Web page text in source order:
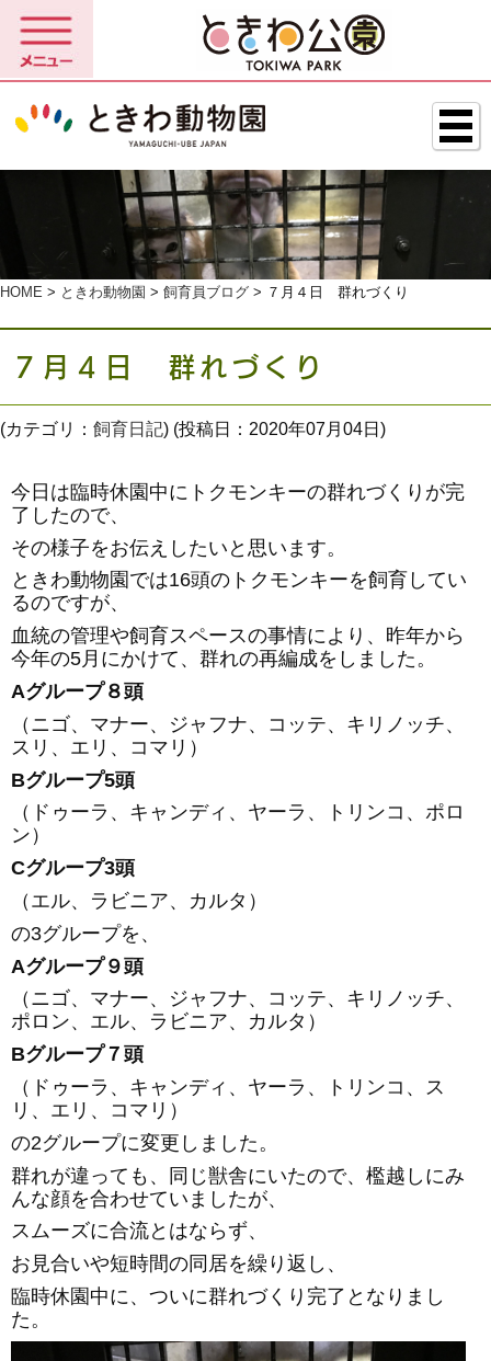
HOME > ときわ動物園 > 飼育員ブログ > ７月４日 群れづくり
７月４日 群れづくり
(カテゴリ： 飼育日記) (投稿日：2020年07月04日)
今日は臨時休園中にトクモンキーの群れづくりが完
了したので、
その様子をお伝えしたいと思います。
ときわ動物園では16頭のトクモンキーを飼育してい
るのですが、
血統の管理や飼育スペースの事情により、昨年から
今年の5月にかけて、群れの再編成をしました。
Aグループ８頭
（ニゴ、マナー、ジャフナ、コッテ、キリノッチ、
スリ、エリ、コマリ）
Bグループ5頭
（ドゥーラ、キャンディ、ヤーラ、トリンコ、ポロ
ン）
Cグループ3頭
（エル、ラビニア、カルタ）
の3グループを、
Aグループ９頭
（ニゴ、マナー、ジャフナ、コッテ、キリノッチ、
ポロン、エル、ラビニア、カルタ）
Bグループ７頭
（ドゥーラ、キャンディ、ヤーラ、トリンコ、ス
リ、エリ、コマリ）
の2グループに変更しました。
群れが違っても、同じ獣舎にいたので、檻越しにみ
んな顔を合わせていましたが、
スムーズに合流とはならず、
お見合いや短時間の同居を繰り返し、
臨時休園中に、ついに群れづくり完了となりまし
た。